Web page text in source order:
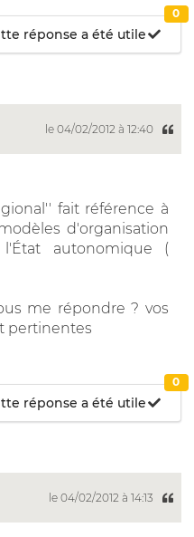
réponse a été utile
0
le 04/02/2012 à 12:40
fait référence à
d'organisation
autonomique (
me répondre ? vos
pertinentes
réponse a été utile
0
le 04/02/2012 à 14:13